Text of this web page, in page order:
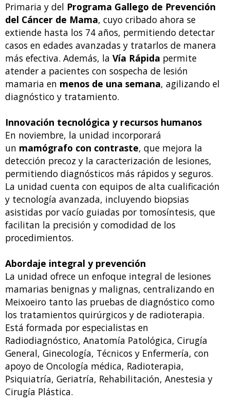
Primaria y del Programa Gallego de Prevención
del Cáncer de Mama, cuyo cribado ahora se
extiende hasta los 74 años, permitiendo detectar
casos en edades avanzadas y tratarlos de manera
más efectiva. Además, la Vía Rápida permite
atender a pacientes con sospecha de lesión
mamaria en menos de una semana, agilizando el
diagnóstico y tratamiento.
Innovación tecnológica y recursos humanos
En noviembre, la unidad incorporará
un mamógrafo con contraste, que mejora la
detección precoz y la caracterización de lesiones,
permitiendo diagnósticos más rápidos y seguros.
La unidad cuenta con equipos de alta cualificación
y tecnología avanzada, incluyendo biopsias
asistidas por vacío guiadas por tomosíntesis, que
facilitan la precisión y comodidad de los
procedimientos.
Abordaje integral y prevención
La unidad ofrece un enfoque integral de lesiones
mamarias benignas y malignas, centralizando en
Meixoeiro tanto las pruebas de diagnóstico como
los tratamientos quirúrgicos y de radioterapia.
Está formada por especialistas en
Radiodiagnóstico, Anatomía Patológica, Cirugía
General, Ginecología, Técnicos y Enfermería, con
apoyo de Oncología médica, Radioterapia,
Psiquiatría, Geriatría, Rehabilitación, Anestesia y
Cirugía Plástica.